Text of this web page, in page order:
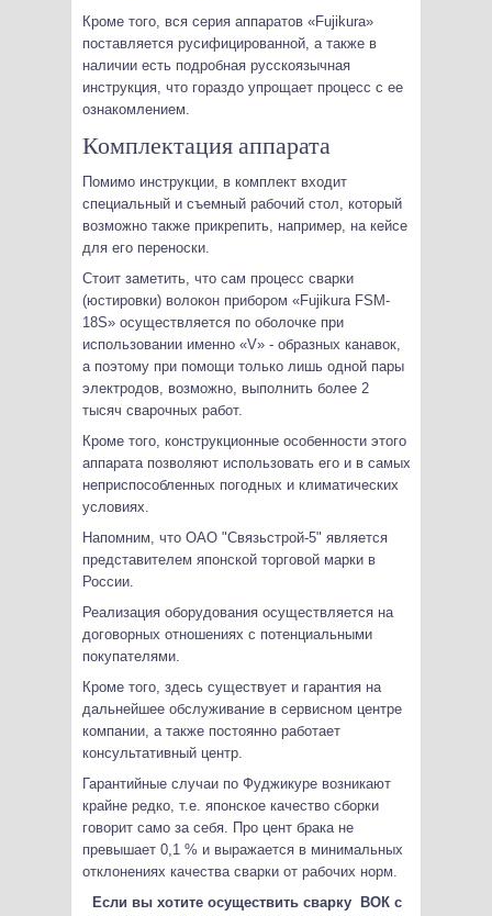
Кроме того, вся серия аппаратов «Fujikura»
поставляется русифицированной, а также в
наличии есть подробная русскоязычная
инструкция, что гораздо упрощает процесс с ее
ознакомлением.
Комплектация аппарата
Помимо инструкции, в комплект входит
специальный и съемный рабочий стол, который
возможно также прикрепить, например, на кейсе
для его переноски.
Стоит заметить, что сам процесс сварки
(юстировки) волокон прибором «Fujikura FSM-
18S» осуществляется по оболочке при
использовании именно «V» - образных канавок,
а поэтому при помощи только лишь одной пары
электродов, возможно, выполнить более 2
тысяч сварочных работ.
Кроме того, конструкционные особенности этого
аппарата позволяют использовать его и в самых
неприспособленных погодных и климатических
условиях.
Напомним, что ОАО "Связьстрой-5" является
представителем японской торговой марки в
России.
Реализация оборудования осуществляется на
договорных отношениях с потенциальными
покупателями.
Кроме того, здесь существует и гарантия на
дальнейшее обслуживание в сервисном центре
компании, а также постоянно работает
консультативный центр.
Гарантийные случаи по Фуджикуре возникают
крайне редко, т.е. японское качество сборки
говорит само за себя. Про цент брака не
превышает 0,1 % и выражается в минимальных
отклонениях качества сварки от рабочих норм.
Если вы хотите осуществить сварку ВОК с